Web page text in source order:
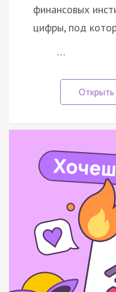
финансовых
цифры, под
…